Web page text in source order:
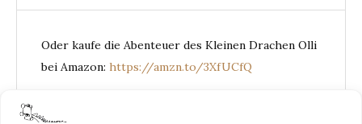
Oder kaufe die Abenteuer des Kleinen Drachen Olli
bei Amazon: https://amzn.to/3XfUCfQ